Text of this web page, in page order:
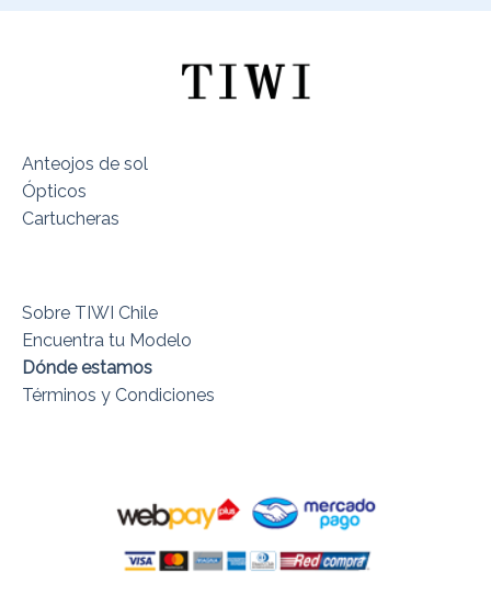
Anteojos de sol
Ópticos
Cartucheras
Sobre TIWI Chile
Encuentra tu Modelo
Dónde estamos
Términos y Condiciones